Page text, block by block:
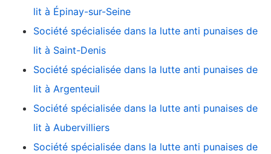
lit à Épinay-sur-Seine
Société spécialisée dans la lutte anti punaises de
lit à Saint-Denis
Société spécialisée dans la lutte anti punaises de
lit à Argenteuil
Société spécialisée dans la lutte anti punaises de
lit à Aubervilliers
Société spécialisée dans la lutte anti punaises de